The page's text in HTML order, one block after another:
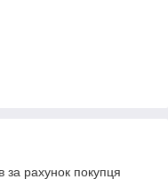
за рахунок покупця